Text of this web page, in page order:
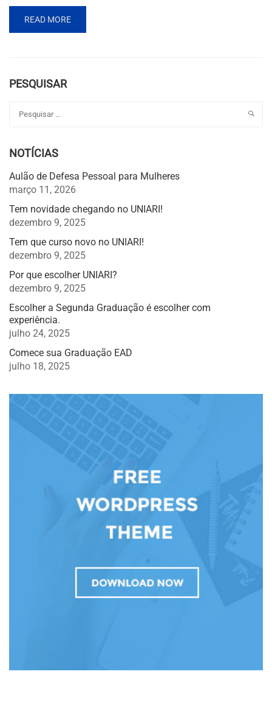
READ MORE
PESQUISAR
NOTÍCIAS
Aulão de Defesa Pessoal para Mulheres
março 11, 2026
Tem novidade chegando no UNIARI!
dezembro 9, 2025
Tem que curso novo no UNIARI!
dezembro 9, 2025
Por que escolher UNIARI?
dezembro 9, 2025
Escolher a Segunda Graduação é escolher com
experiência.
julho 24, 2025
Comece sua Graduação EAD
julho 18, 2025